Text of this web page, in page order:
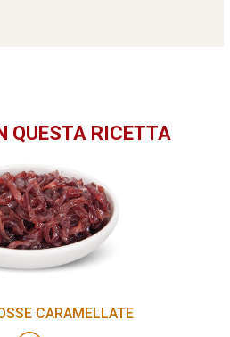
QUESTA RICETTA
CARAMELLATE